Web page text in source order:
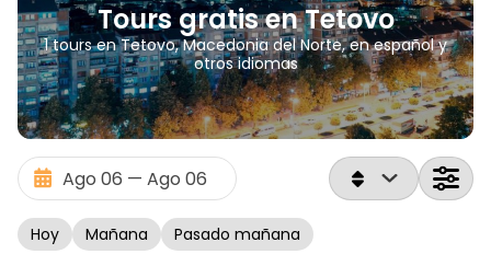
Tours gratis en Tetovo
1 tours en Tetovo, Macedonia del Norte, en español y
otros idiomas
Hoy Mañana Pasado mañana